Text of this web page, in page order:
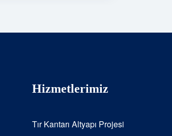
Hizmetlerimiz
Tır Kantarı Altyapı Projesi